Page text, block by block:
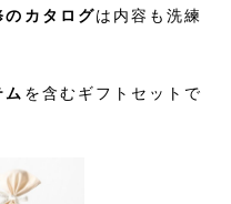
のカタログは内容も洗練
ム を含むギフトセットで